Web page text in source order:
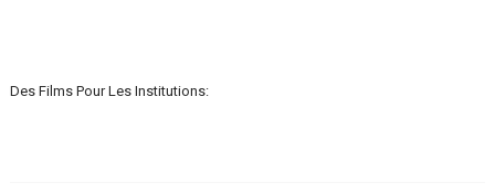
Des Films Pour Les Institutions: